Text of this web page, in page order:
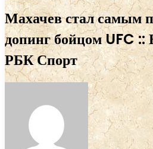
Махачев стал самым
допинг бойцом UFC ::
РБК Спорт